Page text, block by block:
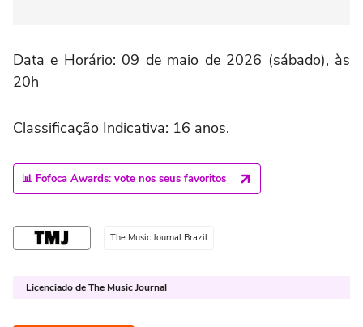
Data e Horário: 09 de maio de 2026 (sábado), às
20h
Classificação Indicativa: 16 anos.
📊 Fofoca Awards: vote nos seus favoritos
The Music Journal Brazil
Licenciado de The Music Journal